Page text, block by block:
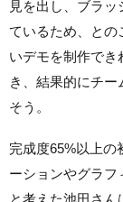
見を出し、ブラッ
ているため、との
いデモを制作で
き、結果的にチ
そう。
完成度65%以上の
ーションやグラフ
と考えた池田さ